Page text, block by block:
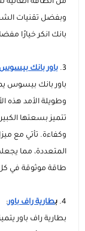
من الطاقة العالية
وبفضل تقنيات
بانك انكر خيارًا
3. باور بانك بيسوس
باور بانك بيسوس
وطويلة الأمد هذه
تتميز بسعتها
وكفاءة. تأتي مع
المتعددة، مما
طاقة موثوقة في كل
4. ب طارية راف باور:
بطارية راف باور